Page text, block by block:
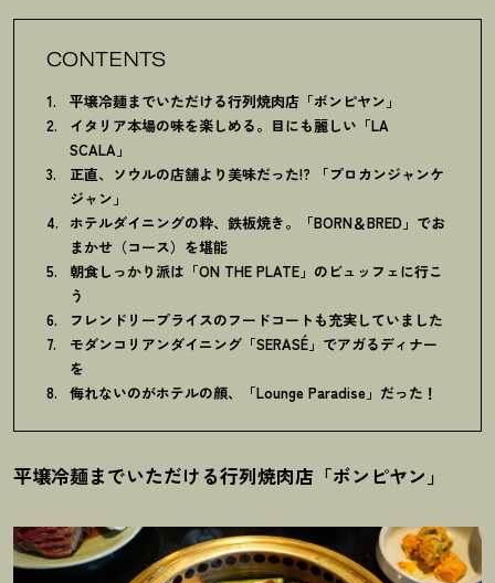
CONTENTS
平壌冷麺までいただける行列焼肉店「ボンピヤン」
イタリア本場の味を楽しめる。目にも麗しい「LA
SCALA」
正直、ソウルの店舗より美味だった!? 「プロカンジャンケ
ジャン」
ホテルダイニングの粋、鉄板焼き。「BORN＆BRED」でお
まかせ（コース）を堪能
朝食しっかり派は「ON THE PLATE」のビュッフェに行こ
う
フレンドリープライスのフードコートも充実していました
モダンコリアンダイニング「SERASÉ」でアガるディナー
を
侮れないのがホテルの顔、「Lounge Paradise」だった ！
平壌冷麺までいただける行列焼肉店「ボンピヤン」